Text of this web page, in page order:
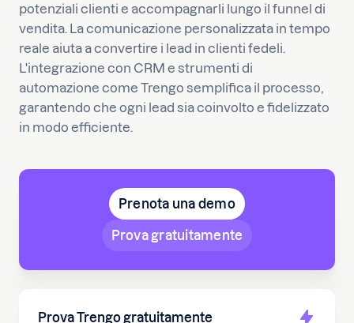
Prova Trengo gratuitamente
potenziali clienti e accompagnarli lungo il funnel di
vendita. La comunicazione personalizzata in tempo
reale aiuta a convertire i lead in clienti fedeli.
L'integrazione con CRM e strumenti di
automazione come Trengo semplifica il processo,
garantendo che ogni lead sia coinvolto e fidelizzato
in modo efficiente.
Prenota una demo
Prova gratuitamente